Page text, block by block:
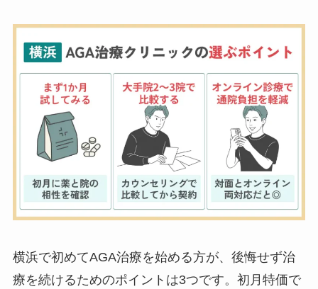
横浜で初めてAGA治療を始める方が、後悔せず治
療を続けるためのポイントは3つです。初月特価で